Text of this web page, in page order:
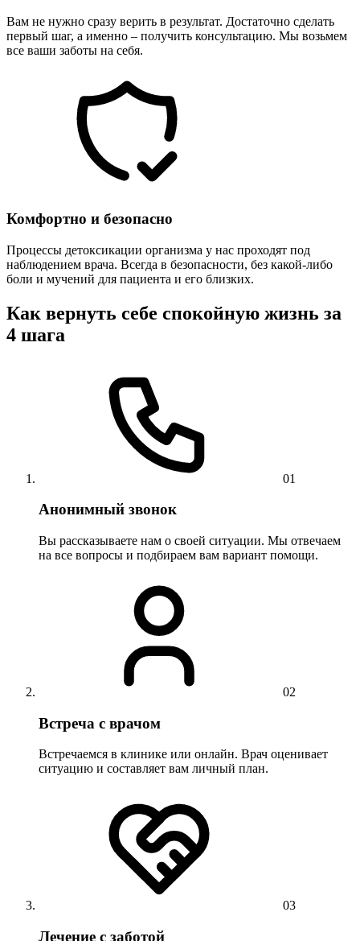
Вам не нужно сразу верить в результат. Достаточно сделать
первый шаг, а именно – получить консультацию. Мы возьмем
все ваши заботы на себя.
Комфортно и безопасно
Процессы детоксикации организма у нас проходят под
наблюдением врача. Всегда в безопасности, без какой-либо
боли и мучений для пациента и его близких.
Как вернуть себе спокойную жизнь за
4 шага
01
Анонимный звонок
Вы рассказываете нам о своей ситуации. Мы отвечаем
на все вопросы и подбираем вам вариант помощи.
02
Встреча с врачом
Встречаемся в клинике или онлайн. Врач оценивает
ситуацию и составляет вам личный план.
03
Лечение с заботой